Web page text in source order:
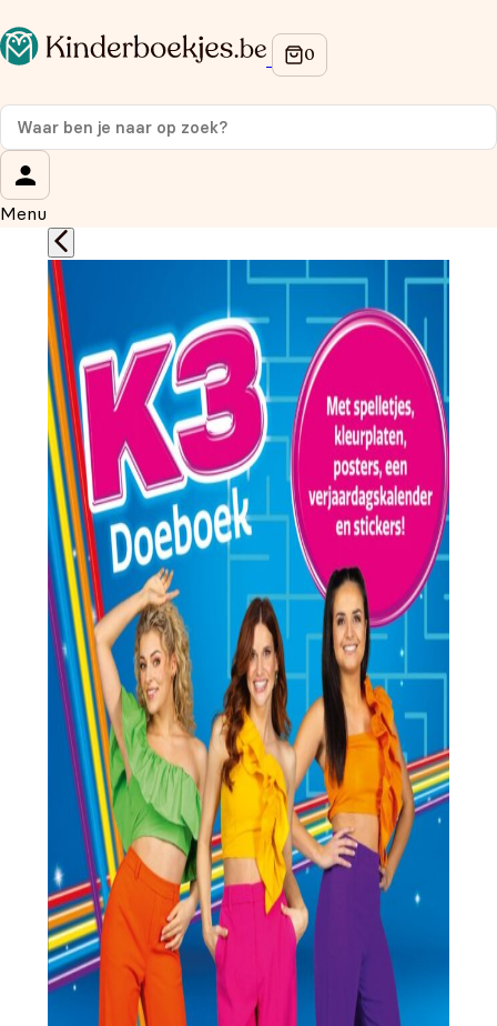
Menu
Op de hoogte blijven van onze acties?
Meld je aan voor onze nieuwsbrief en ontvang
korting
Wat is je voornaam?
Wat is je e-mailadres?*
Aanmelden
We gebruiken je gegevens om contact op te nemen, in
overeenstemming met ons
privacybeleid.